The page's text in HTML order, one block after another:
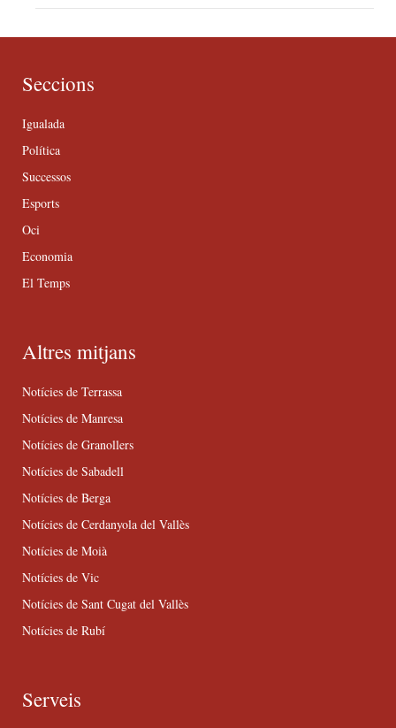
Seccions
Igualada
Política
Successos
Esports
Oci
Economia
El Temps
Altres mitjans
Notícies de Terrassa
Notícies de Manresa
Notícies de Granollers
Notícies de Sabadell
Notícies de Berga
Notícies de Cerdanyola del Vallès
Notícies de Moià
Notícies de Vic
Notícies de Sant Cugat del Vallès
Notícies de Rubí
Serveis